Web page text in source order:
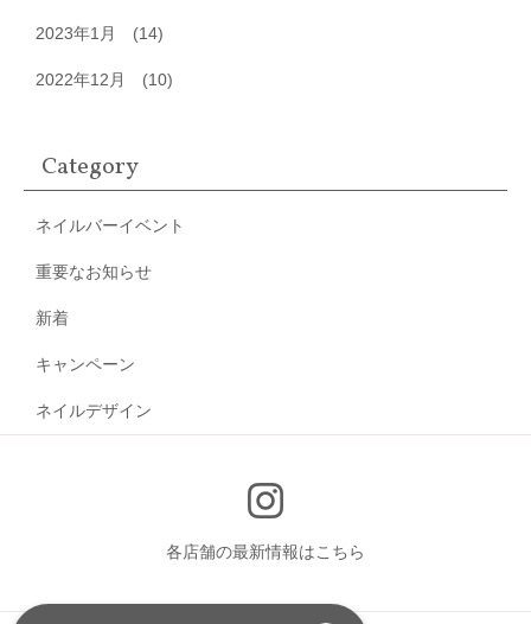
2023年1月 (14)
2022年12月 (10)
Category
ネイルバーイベント
重要なお知らせ
新着
キャンペーン
ネイルデザイン
各店舗の最新情報はこちら